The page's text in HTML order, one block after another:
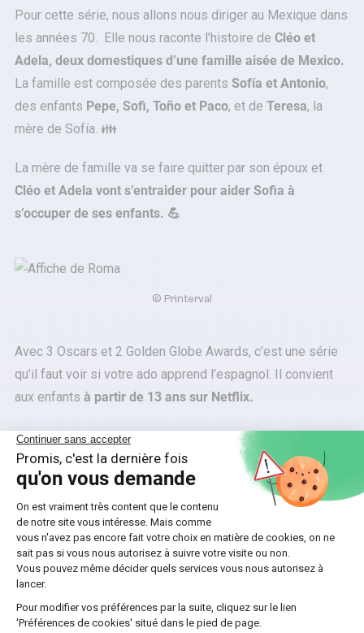
Pour cette série, nous allons nous diriger au Mexique dans
les années 70. Elle nous raconte l’histoire de Cléo et
Adela, deux domestiques d’une famille aisée de Mexico.
La famille est composée des parents Sofía et Antonio,
des enfants Pepe, Sofi, Toño et Paco, et de Teresa, la
mère de Sofía. 👪
La mère de famille va se faire quitter par son époux et
Cléo et Adela vont s’entraider pour aider Sofia à
s’occuper de ses enfants. 💪
© Printerval
Avec 3 Oscars et 2 Golden Globe Awards, c’est une série
qu’il faut voir si votre ado apprend l’espagnol. Il convient
aux enfants à partir de 13 ans sur Netflix.
5️⃣ Alta Mar
Cette série s’adresse aux fans de romans policiers.
Produit par Ramón Campos, Gema R. Neira, le récit se
déroule sur un paquebot de luxe reliant l’Espagne au Brésil
dans les années 1940. Les deux sœurs Carolina et Éva
découvrent
série de morts inexpliqués. 🪦